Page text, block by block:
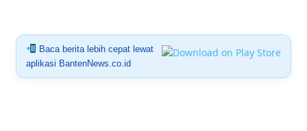
Baca berita lebih cepat lewat
aplikasi BantenNews.co.id